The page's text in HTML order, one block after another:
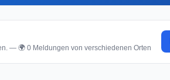
— 🌍 0 Meldungen von verschiedenen Orten